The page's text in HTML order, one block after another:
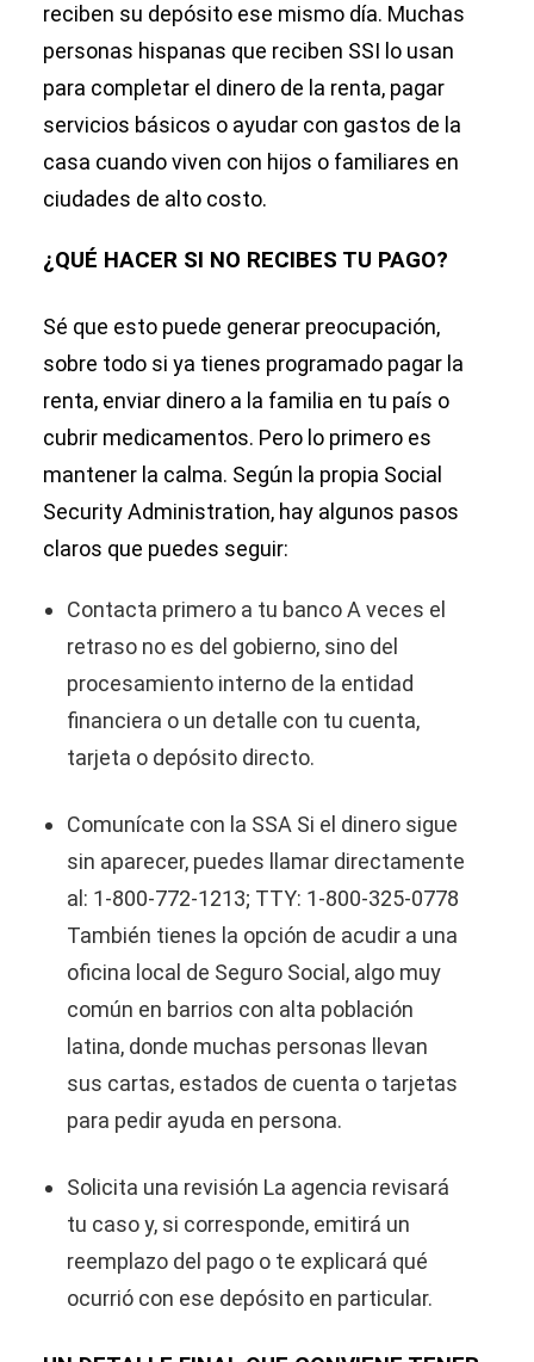
reciben su depósito ese mismo día. Muchas
personas hispanas que reciben SSI lo usan
para completar el dinero de la renta, pagar
servicios básicos o ayudar con gastos de la
casa cuando viven con hijos o familiares en
ciudades de alto costo.
¿QUÉ HACER SI NO RECIBES TU PAGO?
Sé que esto puede generar preocupación,
sobre todo si ya tienes programado pagar la
renta, enviar dinero a la familia en tu país o
cubrir medicamentos. Pero lo primero es
mantener la calma. Según la propia Social
Security Administration, hay algunos pasos
claros que puedes seguir:
Contacta primero a tu banco A veces el
retraso no es del gobierno, sino del
procesamiento interno de la entidad
financiera o un detalle con tu cuenta,
tarjeta o depósito directo.
Comunícate con la SSA Si el dinero sigue
sin aparecer, puedes llamar directamente
al: 1-800-772-1213; TTY: 1-800-325-0778
También tienes la opción de acudir a una
oficina local de Seguro Social, algo muy
común en barrios con alta población
latina, donde muchas personas llevan
sus cartas, estados de cuenta o tarjetas
para pedir ayuda en persona.
Solicita una revisión La agencia revisará
tu caso y, si corresponde, emitirá un
reemplazo del pago o te explicará qué
ocurrió con ese depósito en particular.